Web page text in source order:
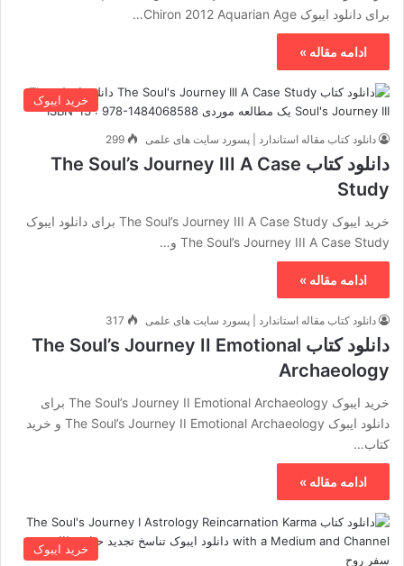
برای دانلود ایبوک Chiron 2012 Aquarian Age…
ادامه مقاله »
خرید ایبوک
دانلود کتاب مقاله استاندارد | پسورد سایت های علمی 299
دانلود کتاب The Soul’s Journey III A Case
Study
خرید ایبوک The Soul’s Journey III A Case Study برای دانلود ایبوک
The Soul’s Journey III A Case Study و…
ادامه مقاله »
دانلود کتاب مقاله استاندارد | پسورد سایت های علمی 317
دانلود کتاب The Soul’s Journey II Emotional
Archaeology
خرید ایبوک The Soul’s Journey II Emotional Archaeology برای
دانلود ایبوک The Soul’s Journey II Emotional Archaeology و خرید
کتاب…
ادامه مقاله »
خرید ایبوک